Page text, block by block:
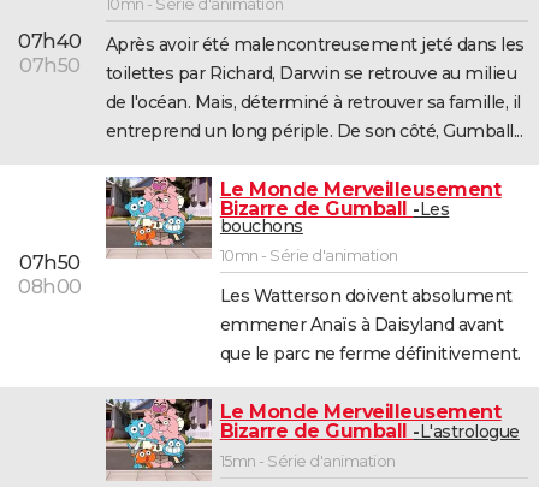
07h40
07h50
Après avoir été malencontreusement jeté dans les
toilettes par Richard, Darwin se retrouve au milieu
de l'océan. Mais, déterminé à retrouver sa famille, il
entreprend un long périple. De son côté, Gumball...
07h50
08h00
Le Monde Merveilleusement
Bizarre de Gumball
Les
bouchons
10mn - Série d'animation
Les Watterson doivent absolument
emmener Anaïs à Daisyland avant
que le parc ne ferme définitivement.
Le Monde Merveilleusement
Bizarre de Gumball
L'astrologue
15mn - Série d'animation